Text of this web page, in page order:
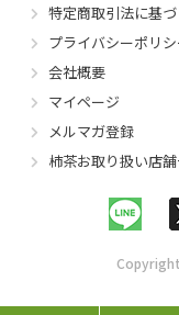
特定商取引法に基
プライバシーポリ
会社概要
マイページ
メルマガ登録
柿茶お取り扱い店